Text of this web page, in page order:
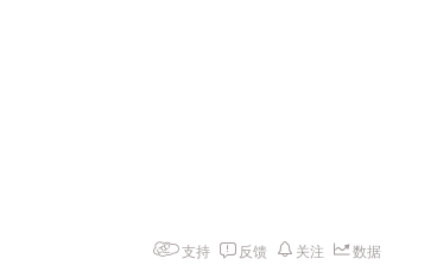
支持 反馈 关注 数据